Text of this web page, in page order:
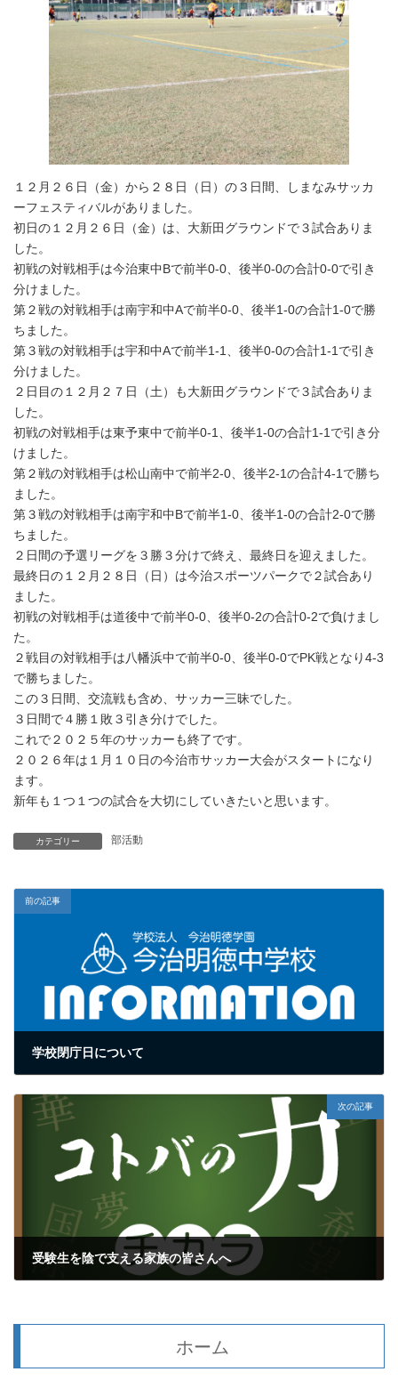
１２月２６日（金）から２８日（日）の３日間、しまなみサッカ
ーフェスティバルがありました。
初日の１２月２６日（金）は、大新田グラウンドで３試合ありま
した。
初戦の対戦相手は今治東中Bで前半0-0、後半0-0の合計0-0で引き
分けました。
第２戦の対戦相手は南宇和中Aで前半0-0、後半1-0の合計1-0で勝
ちました。
第３戦の対戦相手は宇和中Aで前半1-1、後半0-0の合計1-1で引き
分けました。
２日目の１２月２７日（土）も大新田グラウンドで３試合ありま
した。
初戦の対戦相手は東予東中で前半0-1、後半1-0の合計1-1で引き分
けました。
第２戦の対戦相手は松山南中で前半2-0、後半2-1の合計4-1で勝ち
ました。
第３戦の対戦相手は南宇和中Bで前半1-0、後半1-0の合計2-0で勝
ちました。
２日間の予選リーグを３勝３分けで終え、最終日を迎えました。
最終日の１２月２８日（日）は今治スポーツパークで２試合あり
ました。
初戦の対戦相手は道後中で前半0-0、後半0-2の合計0-2で負けまし
た。
２戦目の対戦相手は八幡浜中で前半0-0、後半0-0でPK戦となり4-3
で勝ちました。
この３日間、交流戦も含め、サッカー三昧でした。
３日間で４勝１敗３引き分けでした。
これで２０２５年のサッカーも終了です。
２０２６年は１月１０日の今治市サッカー大会がスタートになり
ます。
新年も１つ１つの試合を大切にしていきたいと思います。
カテゴリー 部活動
前の記事
学校閉庁日について
次の記事
受験生を陰で支える家族の皆さんへ
ホーム